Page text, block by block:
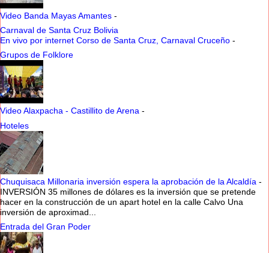
Video Banda Mayas Amantes -
Carnaval de Santa Cruz Bolivia
En vivo por internet Corso de Santa Cruz, Carnaval Cruceño -
Grupos de Folklore
Video Alaxpacha - Castillito de Arena -
Hoteles
Chuquisaca Millonaria inversión espera la aprobación de la Alcaldía -
INVERSIÓN 35 millones de dólares es la inversión que se pretende
hacer en la construcción de un apart hotel en la calle Calvo Una
inversión de aproximad...
Entrada del Gran Poder